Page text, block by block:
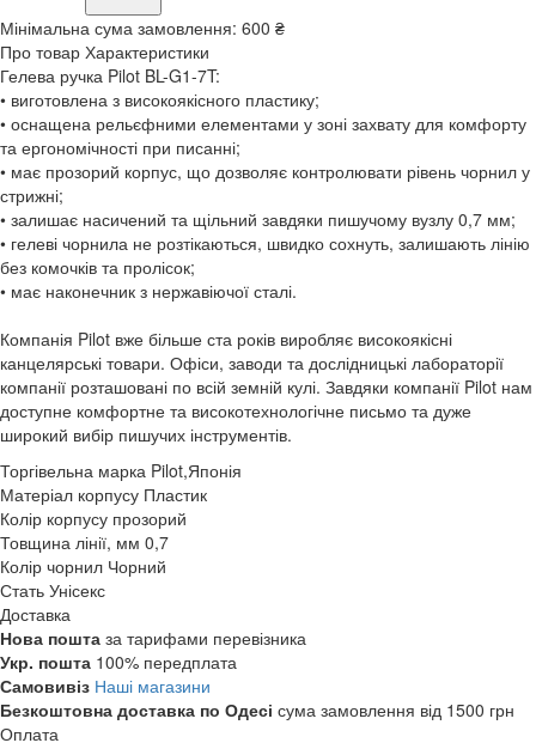
Мінімальна сума замовлення: 600 ₴
Про товар Характеристики
Гелева ручка Pilot BL-G1-7T:
• виготовлена з високоякісного пластику;
• оснащена рельєфними елементами у зоні захвату для комфорту
та ергономічності при писанні;
• має прозорий корпус, що дозволяє контролювати рівень чорнил у
стрижні;
• залишає насичений та щільний завдяки пишучому вузлу 0,7 мм;
• гелеві чорнила не розтікаються, швидко сохнуть, залишають лінію
без комочків та пролісок;
• має наконечник з нержавіючої сталі.
Компанія Pilot вже більше ста років виробляє високоякісні
канцелярські товари. Офіси, заводи та дослідницькі лабораторії
компанії розташовані по всій земній кулі. Завдяки компанії Pilot нам
доступне комфортне та високотехнологічне письмо та дуже
широкий вибір пишучих інструментів.
Торгівельна марка Pilot,Японія
Матеріал корпусу Пластик
Колір корпусу прозорий
Товщина лінії, мм 0,7
Колір чорнил Чорний
Стать Унісекс
Доставка
Нова пошта за тарифами перевізника
Укр. пошта 100% передплата
Самовивіз Наші магазини
Безкоштовна доставка по Одесі сума замовлення від 1500 грн
Оплата